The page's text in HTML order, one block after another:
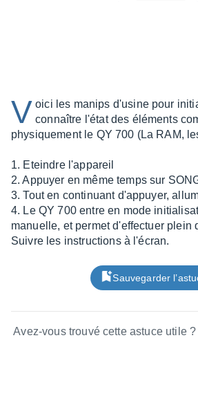
V oici les manips d'usine pour
connaître l'état des éléments
physiquement le QY 700 (La RAM,
1. Eteindre l'appareil
2. Appuyer en même temps sur
3. Tout en continuant d'appuyer,
4. Le QY 700 entre en mode
manuelle, et permet d'effectuer plein
Suivre les instructions à l'écran.
Sauvegarder
Avez-vous trouvé cette astuce utile ?